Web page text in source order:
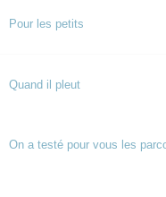
Pour les petits
Quand il pleut
On a testé pour vous les
110km